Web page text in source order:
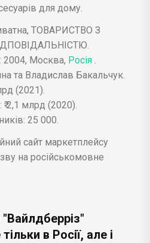
для дому.
ТОВАРИСТВО З
2004, Москва, Росія .
та Владислав Бакальчук.
(2021).
2,1 млрд (2020).
25 000.
сайт маркетплейсу
на російськомовне
"Вайлдберріз"
в Росії, але і